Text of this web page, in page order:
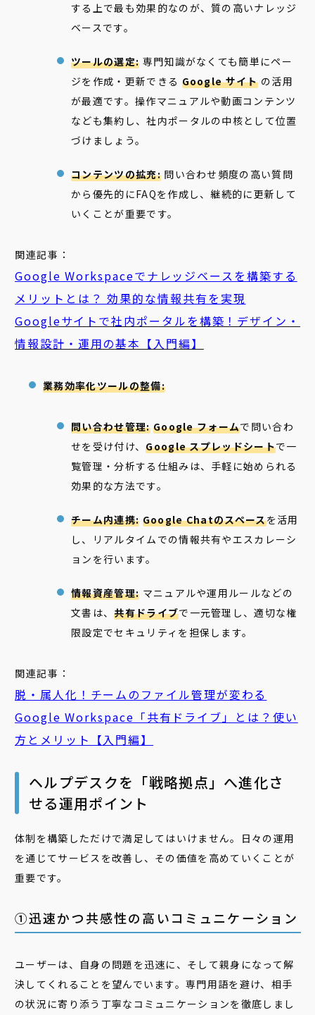
する上で最も効果的なのが、質の高いナレッジ
ベースです。
ツールの選定: 専門知識がなくても簡単にペー
ジを作成・更新できる Google サイトの活用
が最適です。操作マニュアルや動画コンテンツ
なども集約し、社内ポータルの中核として位置
づけましょう。
コンテンツの拡充:問い合わせ頻度の高い質問
から優先的にFAQを作成し、継続的に更新して
いくことが重要です。
関連記事：
Google Workspaceでナレッジベースを構築する
メリットとは？ 効果的な情報共有を実現
Googleサイトで社内ポータルを構築！デザイン・
情報設計・運用の基本【入門編】
業務効率化ツールの整備:
問い合わせ管理: Google フォームで問い合わ
せを受け付け、Google スプレッドシートで一
覧管理・分析する仕組みは、手軽に始められる
効果的な方法です。
チーム内連携: Google Chatのスペースを活用
し、リアルタイムでの情報共有やエスカレーシ
ョンを行います。
情報資産管理: マニュアルや運用ルールなどの
文書は、共有ドライブで一元管理し、適切な権
限設定でセキュリティを担保します。
関連記事：
脱・属人化！チームのファイル管理が変わる
Google Workspace「共有ドライブ」とは？使い
方とメリット【入門編】
ヘルプデスクを「戦略拠点」へ進化さ
せる運用ポイント
体制を構築しただけで満足してはいけません。日々の運用
を通じてサービスを改善し、その価値を高めていくことが
重要です。
①迅速かつ共感性の高いコミュニケーション
ユーザーは、自身の問題を迅速に、そして親身になって解
決してくれることを望んでいます。専門用語を避け、相手
の状況に寄り添う丁寧なコミュニケーションを徹底しまし